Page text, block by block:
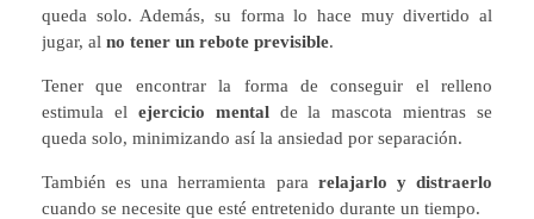
queda solo. Además, su forma lo hace muy divertido al
jugar, al no tener un rebote previsible.
Tener que encontrar la forma de conseguir el relleno
estimula el ejercicio mentalde la mascota mientras se
queda solo, minimizando así la ansiedad por separación.
También es una herramienta para relajarlo y distraerlo
cuando se necesite que esté entretenido durante un tiempo.